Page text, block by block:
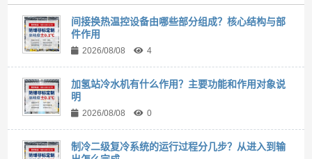
间接换热温控设备由哪些部分组成？核心结构与部
件作用
2026/08/08 4
加氢站冷水机有什么作用？主要功能和作用对象说
明
2026/08/08 0
制冷二级复冷系统的运行过程分几步？从进入到输